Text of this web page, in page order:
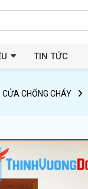
TIN TỨC
CỬA CHỐNG CHÁY